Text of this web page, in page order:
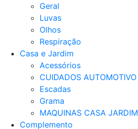
Geral
Luvas
Olhos
Respiração
Casa e Jardim
Acessórios
CUIDADOS AUTOMOTIVO
Escadas
Grama
MAQUINAS CASA JARDIM
Complemento